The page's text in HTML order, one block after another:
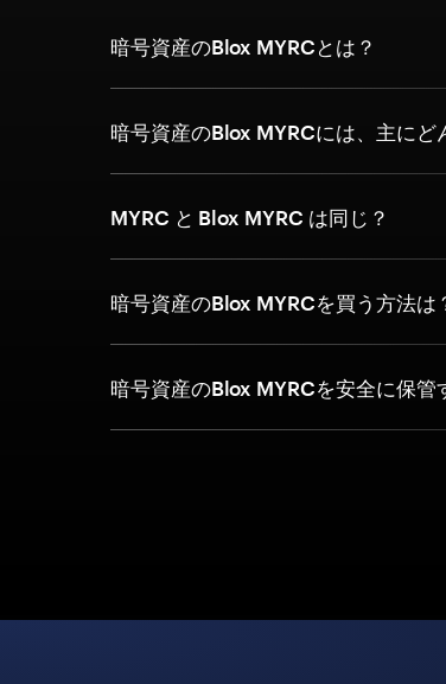
暗号資産のBlox MYRCとは？
暗号資産のBlox MYRCには、主にど
MYRC と Blox MYRC は同じ？
暗号資産のBlox MYRCを買う方法は
暗号資産のBlox MYRCを安全に保管